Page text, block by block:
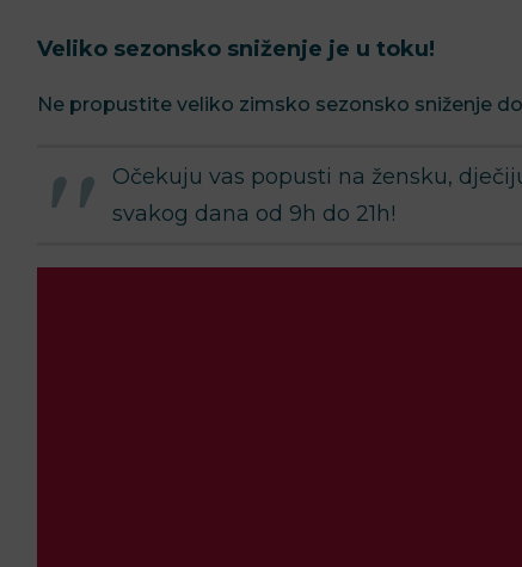
Veliko sezonsko sniženje je u toku!
Ne propustite veliko zimsko sezonsko sniženje
Očekuju vas popusti na žensku,
svakog dana od 9h do 21h!